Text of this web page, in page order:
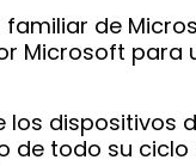
de
Microsoft para
dispositivos
de todo su ciclo